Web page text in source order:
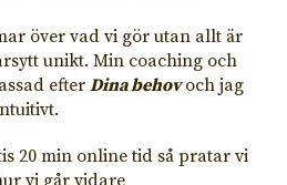
över vad vi gör utan allt är
unikt. Min coaching och
efter Dina behovoch jag
20 min online tid så pratar vi
vi går vidare